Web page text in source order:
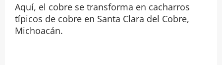
Aquí, el cobre se transforma en cacharros
típicos de cobre en Santa Clara del Cobre,
Michoacán.